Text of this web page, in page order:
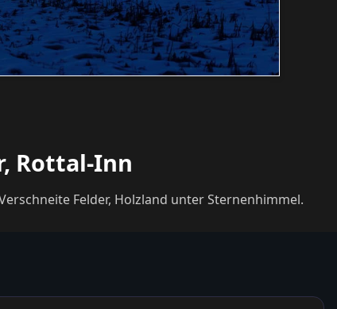
Rottal-Inn
Winterliche Nachtaufnahme der Kirche von Martinskirchen in Wurmannsquick, Landkreis Rottal-Inn, Niederbayern. Verschneite Felder, Holzland unter Sternenhimmel.